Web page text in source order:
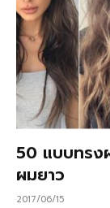
50 แบบทรง
ผมยาว
2017/06/15